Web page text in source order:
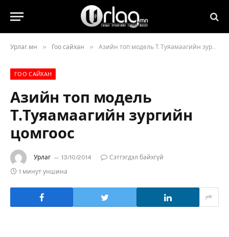
Урлаг.мн » Гоо сайхан » Азийн топ модель Т.Туяамаагийн зургийн цомгоос
ГОО САЙХАН
Азийн топ модель
Т.Туяамаагийн зургийн
цомгоос
Урлаг 13/10/2014
Сэтгэгдэл байхгүй
1 минут уншина